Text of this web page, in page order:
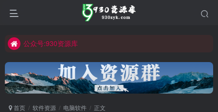
公众号:930资源库
首页 软件资源 电脑软件 正文